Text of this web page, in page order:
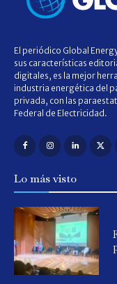
El periódico Global
sus características
digitales, es la mejor
industria energética del
privada, con las
Federal de Electricidad.
Lo más visto